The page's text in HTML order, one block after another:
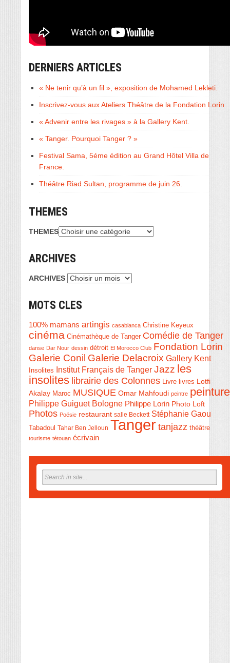
DERNIERS ARTICLES
« Ne tenir qu’à un fil », exposition de Mohamed Lekleti.
Inscrivez-vous aux Ateliers Théâtre de la Fondation Lorin.
« Advenir entre les rivages » à la Gallery Kent.
« Tanger. Pourquoi Tanger ? »
Festival Sama, 5éme édition au Grand Hôtel Villa de
France.
Théâtre Riad Sultan, programme de juin 26.
THEMES
THEMES
ARCHIVES
ARCHIVES
MOTS CLES
100% mamans artingis casablanca Christine Keyeux
cinéma Cinémathèque de Tanger Comédie de Tanger
danse Dar Nour dessin détroit El Morocco Club Fondation Lorin
Galerie Conil Galerie Delacroix Gallery Kent
Insolites Institut Français de Tanger Jazz les
insolites librairie des Colonnes Livre livres Lotfi
Akalay Maroc MUSIQUE Omar Mahfoudi peintre peinture
Philippe Guiguet Bologne Philippe Lorin Photo Loft
Photos Poésie restaurant salle Beckett Stéphanie Gaou
Tabadoul Tahar Ben Jelloun Tanger tanjazz théâtre
tourisme tétouan écrivain